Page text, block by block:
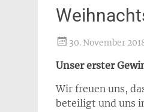
30. November
Unser erster
Wir freuen uns,
beteiligt und uns